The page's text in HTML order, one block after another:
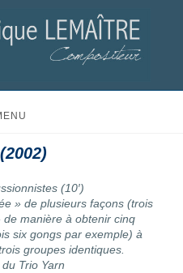
(2002)
(10′)
» de plusieurs façons (trois
manière à obtenir cinq
six gongs par exemple) à
groupes identiques.
Trio Yarn